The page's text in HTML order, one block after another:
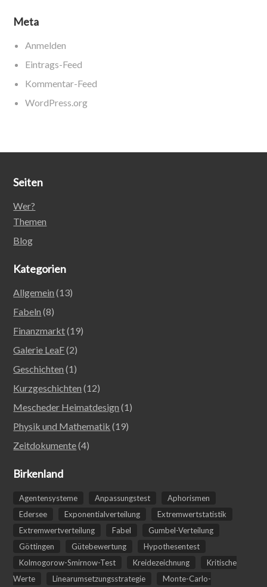
Meta
Anmelden
Eintrags-Feed
Kommentar-Feed
WordPress.org
Seiten
Wer?
Themen
Blog
Kategorien
Allgemein (13)
Fabeln (8)
Finanzmarkt(19)
Galerie LeaF(2)
Geschichten (1)
Kurzgeschichten (12)
Mescheder Heimatdesign (1)
Physik und Mathematik (19)
Zeitdokumente(4)
Birkenland
Agentensysteme Anpassungstest
Aphorismen
Edersee
Exponentialverteilung
Extremwertstatistik
Extremwertverteilung
Fabel
Gumbel-Verteilung
Göttingen
Gütebewertung
Hypothesentest
Kolmogorow-Smirnow-Test
Kreidezeichnung
Kritische
Werte
Linearumsetzungsstrategie Monte-Carlo-